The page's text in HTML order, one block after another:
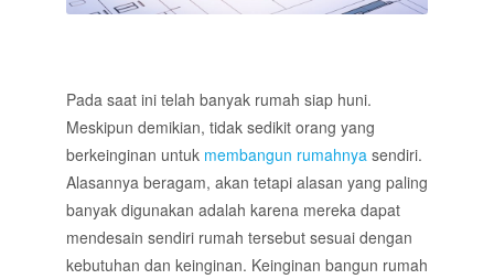
Pada saat ini telah banyak rumah siap huni.
Meskipun demikian, tidak sedikit orang yang
berkeinginan untuk membangun rumahnya sendiri.
Alasannya beragam, akan tetapi alasan yang paling
banyak digunakan adalah karena mereka dapat
mendesain sendiri rumah tersebut sesuai dengan
kebutuhan dan keinginan. Keinginan bangun rumah